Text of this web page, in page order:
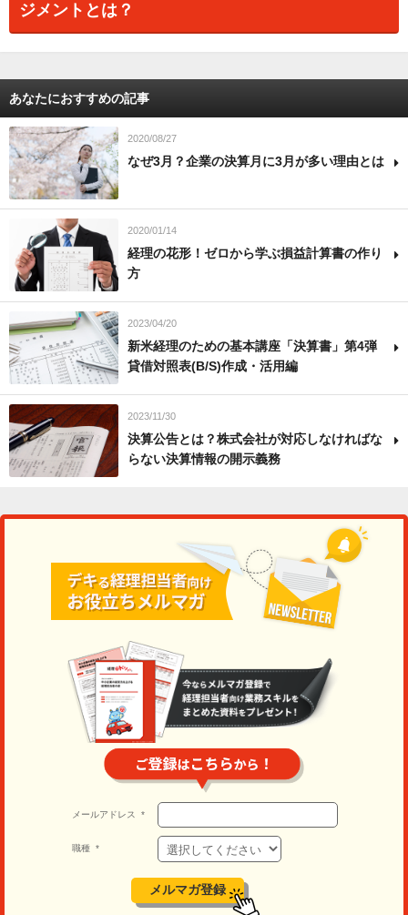
ジメントとは？
あなたにおすすめの記事
2020/08/27
なぜ3月？企業の決算月に3月が多い理由とは
2020/01/14
経理の花形！ゼロから学ぶ損益計算書の作り
方
2023/04/20
新米経理のための基本講座「決算書」第4弾
貸借対照表(B/S)作成・活用編
2023/11/30
決算公告とは？株式会社が対応しなければな
らない決算情報の開示義務